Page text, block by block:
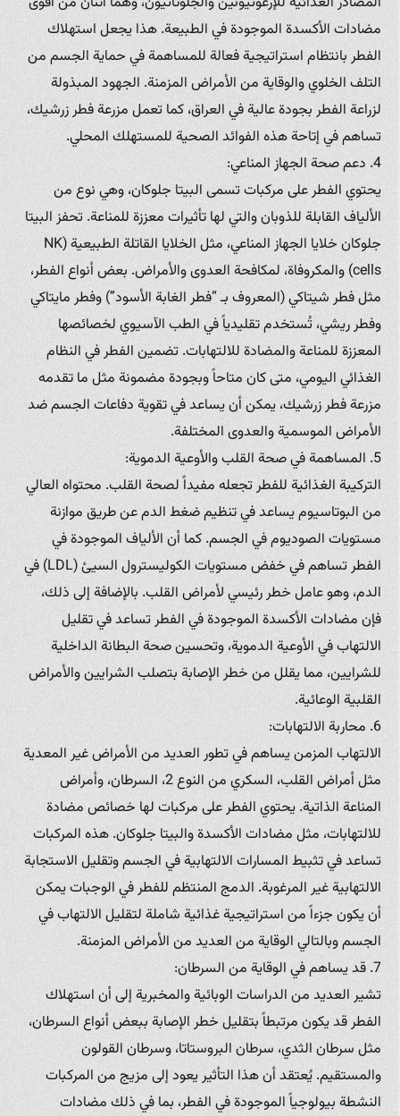
مضادات الأكسدة الموجودة في الطبيعة. هذا يجعل استهلاك
الفطر بانتظام استراتيجية فعالة للمساهمة في حماية الجسم من
التلف الخلوي والوقاية من الأمراض المزمنة. الجهود المبذولة
لزراعة الفطر بجودة عالية في العراق، كما تعمل مزرعة فطر زرشيك،
تساهم في إتاحة هذه الفوائد الصحية للمستهلك المحلي.
4. دعم صحة الجهاز المناعي:
يحتوي الفطر على مركبات تسمى البيتا جلوكان، وهي نوع من
الألياف القابلة للذوبان والتي لها تأثيرات معززة للمناعة. تحفز البيتا
جلوكان خلايا الجهاز المناعي، مثل الخلايا القاتلة الطبيعية (NK
cells) والمكروفاة، لمكافحة العدوى والأمراض. بعض أنواع الفطر،
مثل فطر شيتاكي (المعروف بـ “فطر الغابة الأسود”) وفطر مايتاكي
وفطر ريشي، تُستخدم تقليدياً في الطب الآسيوي لخصائصها
المعززة للمناعة والمضادة للالتهابات. تضمين الفطر في النظام
الغذائي اليومي، متى كان متاحاً وبجودة مضمونة مثل ما تقدمه
مزرعة فطر زرشيك، يمكن أن يساعد في تقوية دفاعات الجسم ضد
الأمراض الموسمية والعدوى المختلفة.
5. المساهمة في صحة القلب والأوعية الدموية:
التركيبة الغذائية للفطر تجعله مفيداً لصحة القلب. محتواه العالي
من البوتاسيوم يساعد في تنظيم ضغط الدم عن طريق موازنة
مستويات الصوديوم في الجسم. كما أن الألياف الموجودة في
الفطر تساهم في خفض مستويات الكوليسترول السيئ (LDL) في
الدم، وهو عامل خطر رئيسي لأمراض القلب. بالإضافة إلى ذلك،
فإن مضادات الأكسدة الموجودة في الفطر تساعد في تقليل
الالتهاب في الأوعية الدموية، وتحسين صحة البطانة الداخلية
للشرايين، مما يقلل من خطر الإصابة بتصلب الشرايين والأمراض
القلبية الوعائية.
6. محاربة الالتهابات:
الالتهاب المزمن يساهم في تطور العديد من الأمراض غير المعدية
مثل أمراض القلب، السكري من النوع 2، السرطان، وأمراض
المناعة الذاتية. يحتوي الفطر على مركبات لها خصائص مضادة
للالتهابات، مثل مضادات الأكسدة والبيتا جلوكان. هذه المركبات
تساعد في تثبيط المسارات الالتهابية في الجسم وتقليل الاستجابة
الالتهابية غير المرغوبة. الدمج المنتظم للفطر في الوجبات يمكن
أن يكون جزءاً من استراتيجية غذائية شاملة لتقليل الالتهاب في
الجسم وبالتالي الوقاية من العديد من الأمراض المزمنة.
7. قد يساهم في الوقاية من السرطان:
تشير العديد من الدراسات الوبائية والمخبرية إلى أن استهلاك
الفطر قد يكون مرتبطاً بتقليل خطر الإصابة ببعض أنواع السرطان،
مثل سرطان الثدي، سرطان البروستاتا، وسرطان القولون
والمستقيم. يُعتقد أن هذا التأثير يعود إلى مزيج من المركبات
النشطة بيولوجياً الموجودة في الفطر، بما في ذلك مضادات